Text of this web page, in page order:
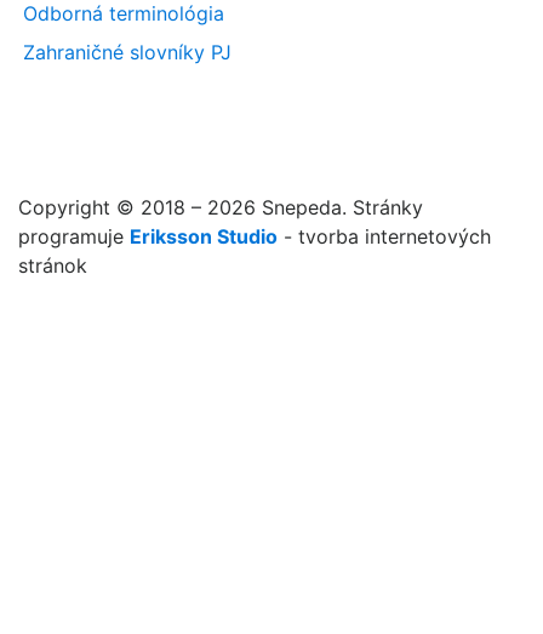
Odborná terminológia
Zahraničné slovníky PJ
Copyright © 2018 – 2026 Snepeda. Stránky
programuje Eriksson Studio - tvorba internetových
stránok